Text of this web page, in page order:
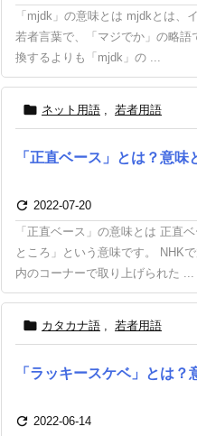
「mjdk」の意味とは mjdkとは、
若者言葉で、「マジでか」の略
換するよりも「mjdk」の ...
 ネット用語 , 若者用語
「正直ベース」とは？意味
 2022-07-20
「正直ベース」の意味とは 正直
ところ」という意味です。 NHK
内のコーナーで取り上げられた ...
 カタカナ語 , 若者用語
「ラッキースケベ」とは？
 2022-06-14